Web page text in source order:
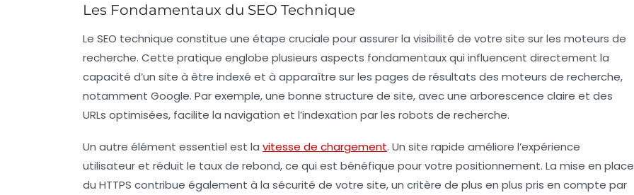
Les Fondamentaux du SEO Technique
Le SEO technique constitue une étape cruciale pour assurer la visibilité de votre site sur les moteurs de
recherche. Cette pratique englobe plusieurs aspects fondamentaux qui influencent directement la
capacité d’un site à être indexé et à apparaître sur les pages de résultats des moteurs de recherche,
notamment Google. Par exemple, une bonne structure de site, avec une arborescence claire et des
URLs optimisées, facilite la navigation et l’indexation par les robots de recherche.
Un autre élément essentiel est la vitesse de chargement. Un site rapide améliore l’expérience
utilisateur et réduit le taux de rebond, ce qui est bénéfique pour votre positionnement. La mise en place
du HTTPS contribue également à la sécurité de votre site, un critère de plus en plus pris en compte par